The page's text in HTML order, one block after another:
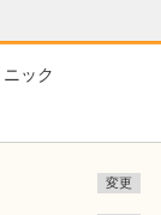
ック
変更